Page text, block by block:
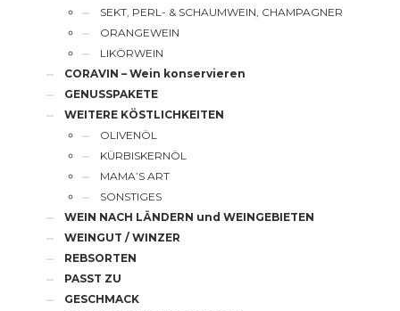
SEKT, PERL- & SCHAUMWEIN, CHAMPAGNER
ORANGEWEIN
LIKÖRWEIN
CORAVIN – Wein konservieren
GENUSSPAKETE
WEITERE KÖSTLICHKEITEN
OLIVENÖL
KÜRBISKERNÖL
MAMA’S ART
SONSTIGES
WEIN NACH LÄNDERN und WEINGEBIETEN
WEINGUT / WINZER
REBSORTEN
PASST ZU
GESCHMACK